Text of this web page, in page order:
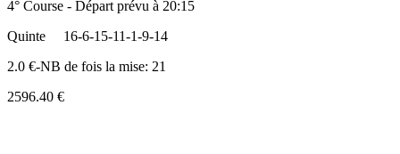
4° Course - Départ prévu à 20:15
Quinte
16-6-15-11-1-9-14
2.0 €-NB de fois la mise: 21
2596.40 €